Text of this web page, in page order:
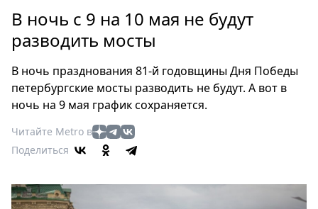
Россия
Мир
Еда
Туризм
Театр
Кино
Книги
В ночь с 9 на 10 мая не будут
разводить мосты
В ночь празднования 81-й годовщины Дня Победы
петербургские мосты разводить не будут. А вот в
ночь на 9 мая график сохраняется.
Читайте Metro в
Поделиться